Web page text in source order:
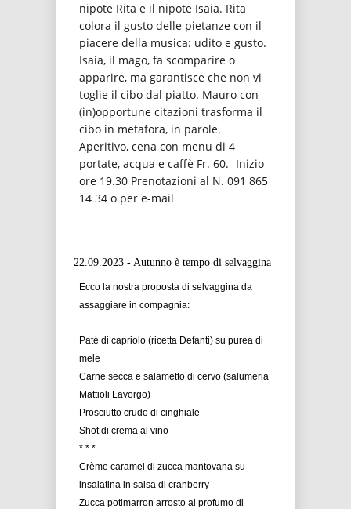
nipote Rita e il nipote Isaia. Rita
colora il gusto delle pietanze con il
piacere della musica: udito e gusto.
Isaia, il mago, fa scomparire o
apparire, ma garantisce che non vi
toglie il cibo dal piatto. Mauro con
(in)opportune citazioni trasforma il
cibo in metafora, in parole.
Aperitivo, cena con menu di 4
portate, acqua e caffè Fr. 60.- Inizio
ore 19.30 Prenotazioni al N. 091 865
14 34 o per e-mail
22.09.2023 - Autunno è tempo di selvaggina
Ecco la nostra proposta di selvaggina da
assaggiare in compagnia:
Paté di capriolo (ricetta Defanti) su purea di
mele
Carne secca e salametto di cervo (salumeria
Mattioli Lavorgo)
Prosciutto crudo di cinghiale
Shot di crema al vino
* * *
Crème caramel di zucca mantovana su
insalatina in salsa di cranberry
Zucca potimarron arrosto al profumo di